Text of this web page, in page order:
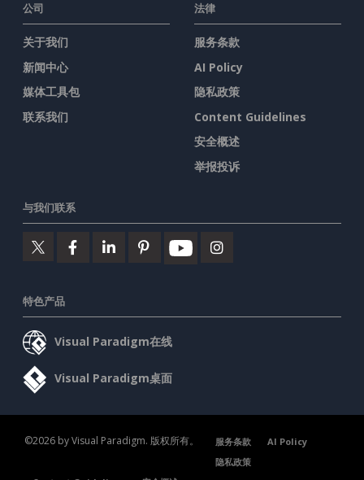
公司
关于我们
新闻中心
媒体工具包
联系我们
法律
服务条款
AI Policy
隐私政策
Content Guidelines
安全概述
举报投诉
与我们联系
特色产品
Visual Paradigm在线
Visual Paradigm桌面
©2026 by Visual Paradigm. 版权所有。 服务条款
AI Policy
隐私政策